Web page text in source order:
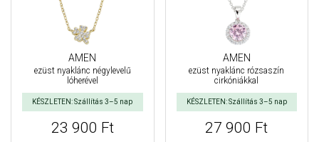
AMEN
ezüst nyaklánc négylevelű
lóherével
KÉSZLETEN: Szállítás 3–5 nap
23 900 Ft
AMEN
ezüst nyaklánc rózsaszín
cirkóniákkal
KÉSZLETEN: Szállítás 3–5 nap
27 900 Ft